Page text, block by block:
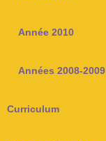
Année 2010
Années 2008-2009
Curriculum